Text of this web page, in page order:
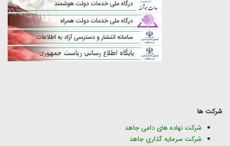
شرکت ها
شرکت نهاده های دامی جاهد
شرکت سرمایه گذاری جاهد